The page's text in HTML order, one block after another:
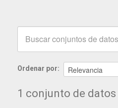
Ordenar por
1 conjunto de